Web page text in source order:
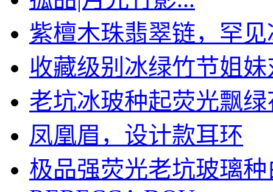
紫檀木珠翡翠链，罕见
收藏级别冰绿竹节姐妹
老坑冰玻种起荧光飘绿
凤凰眉，设计款耳环
极品强荧光老坑玻璃种